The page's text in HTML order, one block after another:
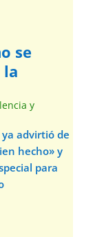
se
la
y
advirtió de
hecho» y
para